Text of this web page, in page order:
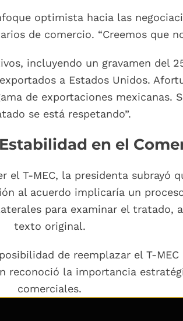
optimista hacia las
de comercio. “Creemos que
incluyendo un gravamen del
a Estados Unidos.
de exportaciones mexicanas.
se está respetando”.
en el
T-MEC, la presidenta subrayó
al acuerdo implicaría un
para examinar el tratado,
texto original.
de reemplazar el T-
reconoció la importancia
comerciales.